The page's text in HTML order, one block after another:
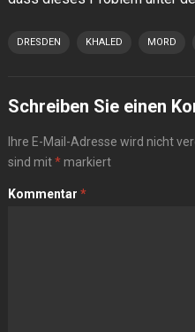
DRESDEN KHALED MORD
Schreiben Sie einen
Ihre E-Mail-Adresse wird nicht
sind mit*markiert
Kommentar *